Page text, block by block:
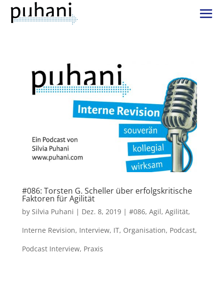
#086: Torsten G. Scheller über erfolgskritische
Faktoren für Agilität
by Silvia Puhani | Dez. 8, 2019| #086, Agil, Agilität,
Interne Revision, Interview, IT, Organisation, Podcast,
Podcast Interview, Praxis